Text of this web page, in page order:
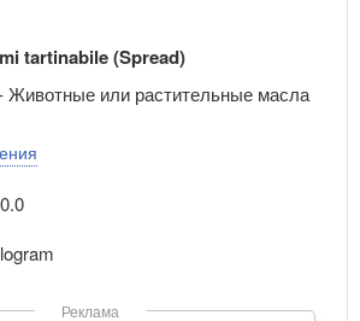
tartinabile (Spread)
Животные или растительные масла
Реклама